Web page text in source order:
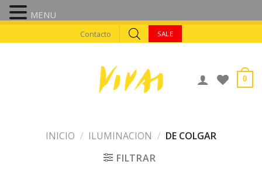
to
Contacto SALE
0
INICIO / ILUMINACION / DE COLGAR
FILTRAR
MENU